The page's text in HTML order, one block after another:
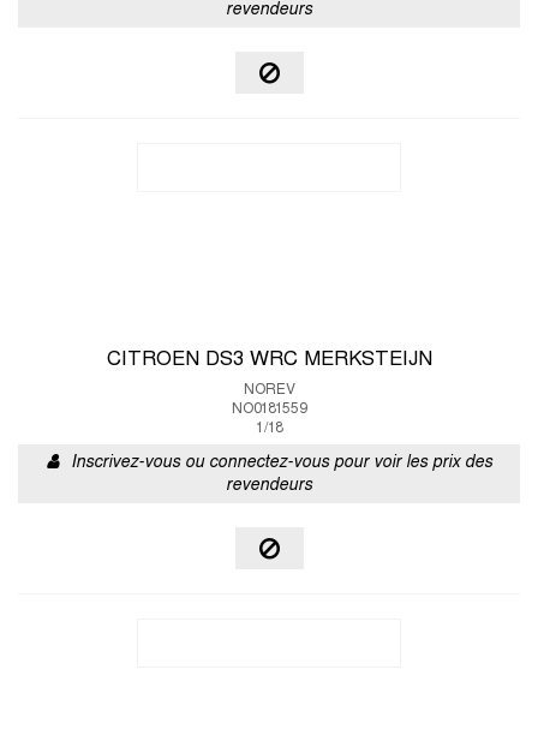
revendeurs
CITROEN DS3 WRC MERKSTEIJN
NOREV
NO0181559
1/18
Inscrivez-vous ou connectez-vous pour voir les prix des
revendeurs